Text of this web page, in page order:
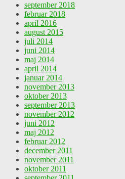
september 2018
februar 2018
april 2016
august 2015
juli 2014
juni 2014
maj 2014
april 2014
januar 2014
november 2013
oktober 2013
september 2013
november 2012
juni 2012
maj 2012
februar 2012
december 2011
november 2011
oktober 2011